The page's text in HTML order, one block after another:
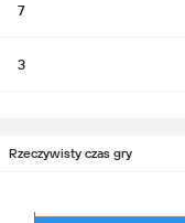
7
3
Rzeczywisty czas gry